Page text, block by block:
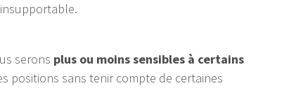
serons plus ou moins sensibles à certains
positions sans tenir compte de certaines